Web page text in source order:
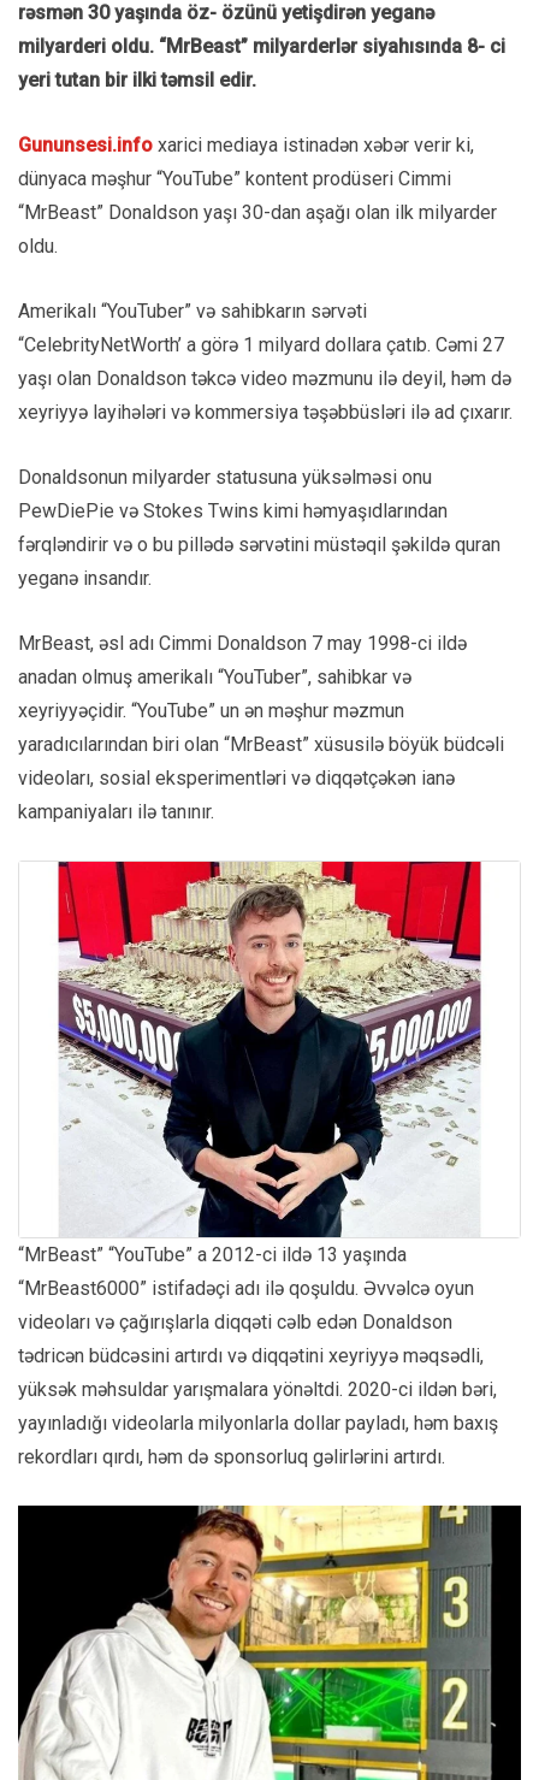
rəsmən 30 yaşında öz- özünü yetişdirən yeganə
milyarderi oldu. “MrBeast” milyarderlər siyahısında 8- ci
yeri tutan bir ilki təmsil edir.
Gununsesi.info xarici mediaya istinadən xəbər verir ki,
dünyaca məşhur “YouTube” kontent prodüseri Cimmi
“MrBeast” Donaldson yaşı 30-dan aşağı olan ilk milyarder
oldu.
Amerikalı “YouTuber” və sahibkarın sərvəti
“CelebrityNetWorth’ a görə 1 milyard dollara çatıb. Cəmi 27
yaşı olan Donaldson təkcə video məzmunu ilə deyil, həm də
xeyriyyə layihələri və kommersiya təşəbbüsləri ilə ad çıxarır.
Donaldsonun milyarder statusuna yüksəlməsi onu
PewDiePie və Stokes Twins kimi həmyaşıdlarından
fərqləndirir və o bu pillədə sərvətini müstəqil şəkildə quran
yeganə insandır.
MrBeast, əsl adı Cimmi Donaldson 7 may 1998-ci ildə
anadan olmuş amerikalı “YouTuber”, sahibkar və
xeyriyyəçidir. “YouTube” un ən məşhur məzmun
yaradıcılarından biri olan “MrBeast” xüsusilə böyük büdcəli
videoları, sosial eksperimentləri və diqqətçəkən ianə
kampaniyaları ilə tanınır.
“MrBeast” “YouTube” a 2012-ci ildə 13 yaşında
“MrBeast6000” istifadəçi adı ilə qoşuldu. Əvvəlcə oyun
videoları və çağırışlarla diqqəti cəlb edən Donaldson
tədricən büdcəsini artırdı və diqqətini xeyriyyə məqsədli,
yüksək məhsuldar yarışmalara yönəltdi. 2020-ci ildən bəri,
yayınladığı videolarla milyonlarla dollar payladı, həm baxış
rekordları qırdı, həm də sponsorluq gəlirlərini artırdı.